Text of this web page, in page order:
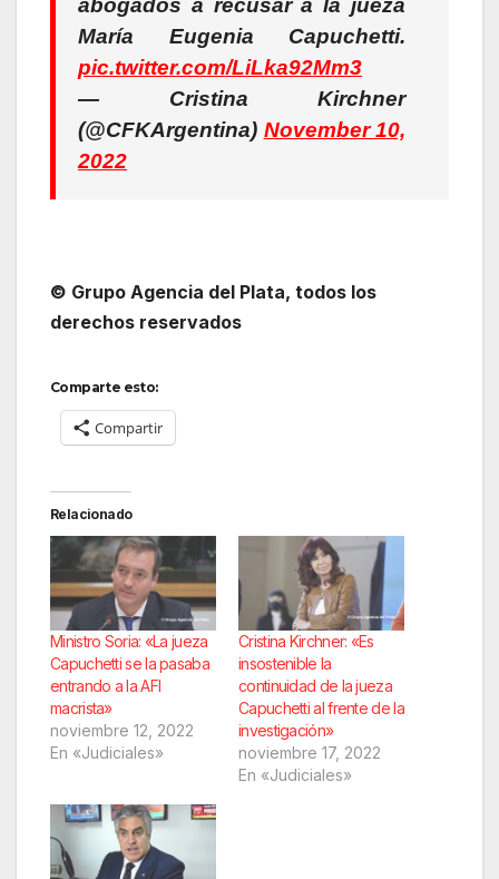
abogados a recusar a la jueza
María Eugenia Capuchetti.
pic.twitter.com/LiLka92Mm3
— Cristina Kirchner
(@CFKArgentina) November 10,
2022
© Grupo Agencia del Plata, todos los
derechos reservados
Comparte esto:
Compartir
Relacionado
Ministro Soria: «La jueza
Capuchetti se la pasaba
entrando a la AFI
macrista»
noviembre 12, 2022
En «Judiciales»
Cristina Kirchner: «Es
insostenible la
continuidad de la jueza
Capuchetti al frente de la
investigación»
noviembre 17, 2022
En «Judiciales»